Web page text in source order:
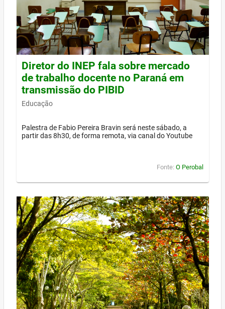
Diretor do INEP fala sobre mercado
de trabalho docente no Paraná em
transmissão do PIBID
Educação
Palestra de Fabio Pereira Bravin será neste sábado, a
partir das 8h30, de forma remota, via canal do Youtube
Fonte: O Perobal